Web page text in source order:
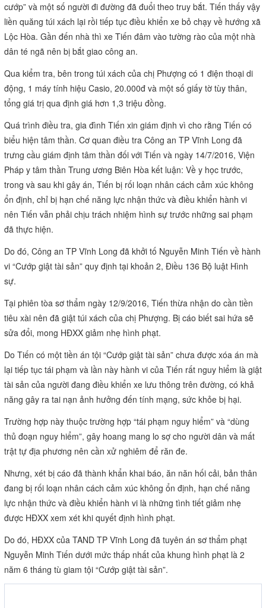
cướp” và một số người đi đường đã đuổi theo truy bắt. Tiến thấy vậy
liền quăng túi xách lại rồi tiếp tục điều khiển xe bỏ chạy về hướng xã
Lộc Hòa. Gần đến nhà thì xe Tiến đâm vào tường rào của một nhà
dân té ngã nên bị bắt giao công an.
Qua kiểm tra, bên trong túi xách của chị Phượng có 1 điện thoại di
động, 1 máy tính hiệu Casio, 20.000đ và một số giấy tờ tùy thân,
tổng giá trị qua định giá hơn 1,3 triệu đồng.
Quá trình điều tra, gia đình Tiến xin giám định vì cho rằng Tiến có
biểu hiện tâm thần. Cơ quan điều tra Công an TP Vĩnh Long đã
trưng cầu giám định tâm thần đối với Tiến và ngày 14/7/2016, Viện
Pháp y tâm thần Trung ương Biên Hòa kết luận: Về y học trước,
trong và sau khi gây án, Tiến bị rối loạn nhân cách cảm xúc không
ổn định, chỉ bị hạn chế năng lực nhận thức và điều khiển hành vi
nên Tiến vẫn phải chịu trách nhiệm hình sự trước những sai phạm
đã thực hiện.
Do đó, Công an TP Vĩnh Long đã khởi tố Nguyễn Minh Tiến về hành
vi “Cướp giật tài sản” quy định tại khoản 2, Điều 136 Bộ luật Hình
sự.
Tại phiên tòa sơ thẩm ngày 12/9/2016, Tiến thừa nhận do cần tiền
tiêu xài nên đã giật túi xách của chị Phượng. Bị cáo biết sai hứa sẽ
sửa đổi, mong HĐXX giảm nhẹ hình phạt.
Do Tiến có một tiền án tội “Cướp giật tài sản” chưa được xóa án mà
lại tiếp tục tái phạm và lần này hành vi của Tiến rất nguy hiểm là giật
tài sản của người đang điều khiển xe lưu thông trên đường, có khả
năng gây ra tai nạn ảnh hưởng đến tính mạng, sức khỏe bị hại.
Trường hợp này thuộc trường hợp “tái phạm nguy hiểm” và “dùng
thủ đoạn nguy hiểm”, gây hoang mang lo sợ cho người dân và mất
trật tự địa phương nên cần xử nghiêm để răn đe.
Nhưng, xét bị cáo đã thành khẩn khai báo, ăn năn hối cải, bản thân
đang bị rối loạn nhân cách cảm xúc không ổn định, hạn chế năng
lực nhận thức và điều khiển hành vi là những tình tiết giảm nhẹ
được HĐXX xem xét khi quyết định hình phạt.
Do đó, HĐXX của TAND TP Vĩnh Long đã tuyên án sơ thẩm phạt
Nguyễn Minh Tiến dưới mức thấp nhất của khung hình phạt là 2
năm 6 tháng tù giam tội “Cướp giật tài sản”.